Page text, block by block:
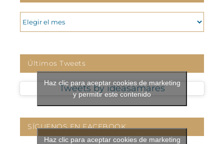
ARCHIVOS
Últimos Tweets
Tweets by ideasamares
Haz clic para aceptar cookies de marketing
y permitir este contenido
SÍGUENOS EN FACEBOOK
Haz clic para aceptar cookies de marketing